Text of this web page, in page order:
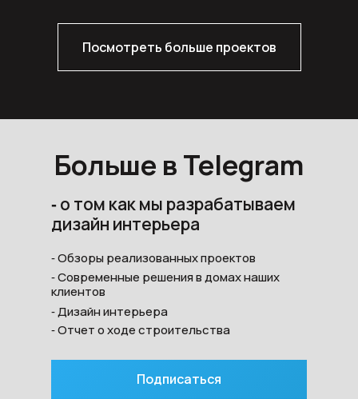
Посмотреть больше проектов
Проект "Паруса мечты"
Больше в Telegram
‐ Обзоры реализованных проектов
‐ Современные решения в домах наших
клиентов
‐ Дизайн интерьера
‐ Отчет о ходе строительства
‐ о том как мы разрабатываем
дизайн интерьера
Подписаться